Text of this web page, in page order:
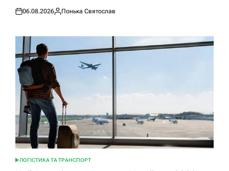
Оприлюднено
06.08.2026
Опубліковано
Понька Святослав
ОПУБЛІКУВАТИ
ЛОГІСТИКА ТА ТРАНСПОРТ